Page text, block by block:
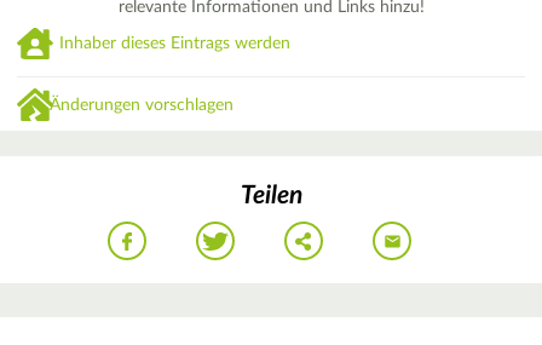
relevante Informationen und Links hinzu!
Inhaber dieses Eintrags werden
Änderungen vorschlagen
Teilen